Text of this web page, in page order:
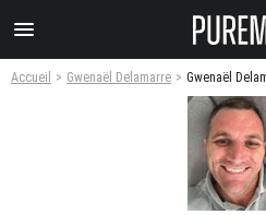
menu
Accueil Gwenaël Delamarre Gwenaël